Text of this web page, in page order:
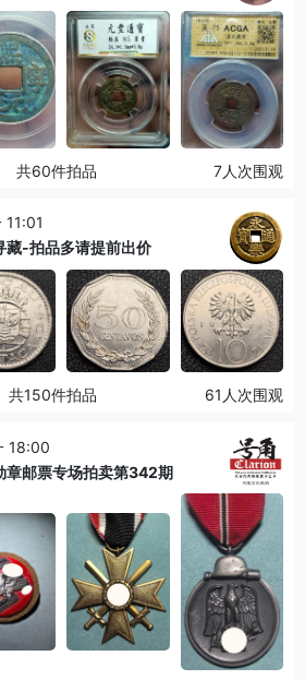
共60件拍品 7人次围观
11:01
-拍品多请提前出价
共150件拍品 61人次围观
18:00
邮票专场拍卖第342期